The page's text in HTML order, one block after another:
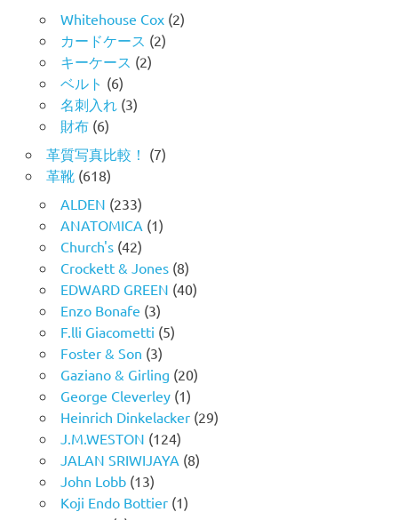
Whitehouse Cox(2)
カードケース (2)
キーケース (2)
ベルト (6)
名刺入れ (3)
財布(6)
革質写真比較！ (7)
革靴(618)
ALDEN (233)
ANATOMICA (1)
Church's(42)
Crockett & Jones(8)
EDWARD GREEN (40)
Enzo Bonafe (3)
F.lli Giacometti (5)
Foster & Son (3)
Gaziano & Girling (20)
George Cleverley(1)
Heinrich Dinkelacker(29)
J.M.WESTON (124)
JALAN SRIWIJAYA (8)
John Lobb(13)
Koji Endo Bottier(1)